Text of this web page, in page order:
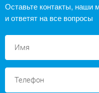
Оставьте контакты, наши
и ответят на все вопросы